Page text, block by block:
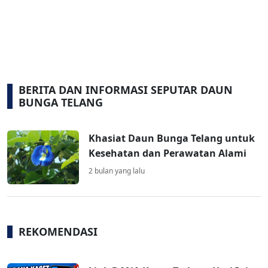
BERITA DAN INFORMASI SEPUTAR DAUN
BUNGA TELANG
Khasiat Daun Bunga Telang untuk
Kesehatan dan Perawatan Alami
2 bulan yang lalu
REKOMENDASI